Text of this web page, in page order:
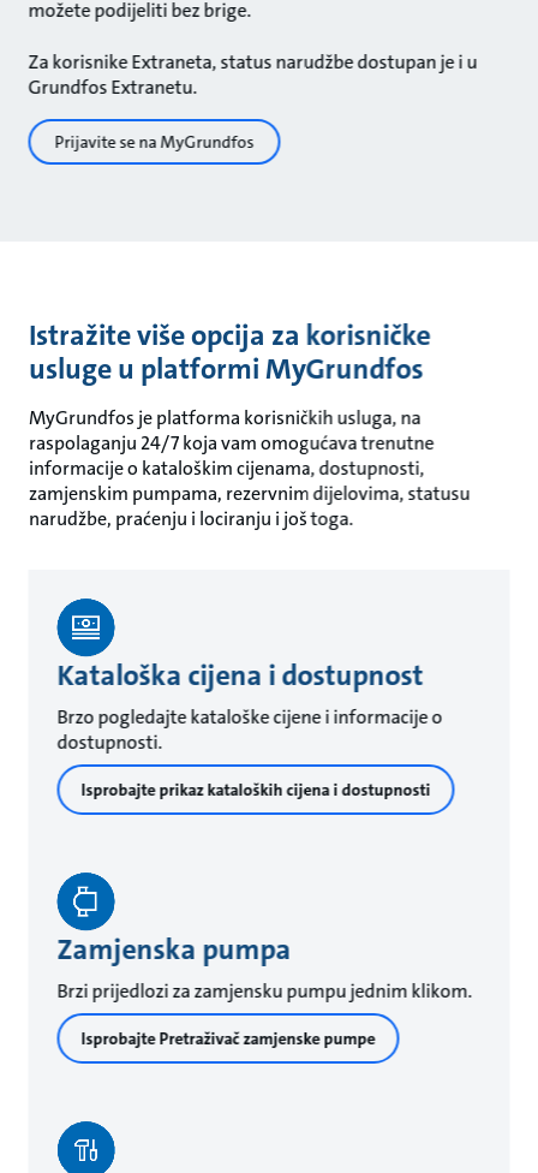
možete podijeliti bez brige.
Za korisnike Extraneta, status narudžbe dostupan je i u
Grundfos Extranetu.
Prijavite se na MyGrundfos
Istražite više opcija za korisničke
usluge u platformi MyGrundfos
MyGrundfos je platforma korisničkih usluga, na
raspolaganju 24/7 koja vam omogućava trenutne
informacije o kataloškim cijenama, dostupnosti,
zamjenskim pumpama, rezervnim dijelovima, statusu
narudžbe, praćenju i lociranju i još toga.
Kataloška cijena i dostupnost
Brzo pogledajte kataloške cijene i informacije o
dostupnosti.
Isprobajte prikaz kataloških cijena i dostupnosti
Zamjenska pumpa
Brzi prijedlozi za zamjensku pumpu jednim klikom.
Isprobajte Pretraživač zamjenske pumpe